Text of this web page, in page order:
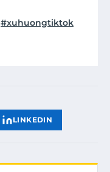
#xuhuongtiktok
LINKEDIN